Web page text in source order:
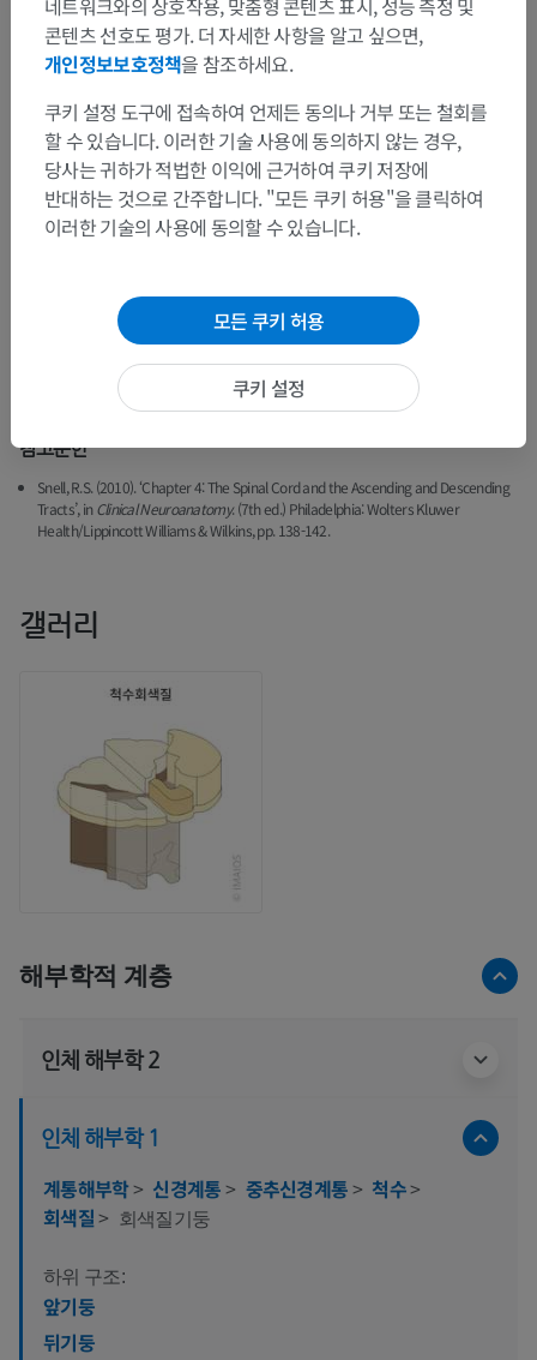
다.
엉치부위: 절전부교감신경섬유를 발생시키며, 방광 조절 및 장
운동과 같은 "휴식 및 소화" 기능에 관여합니다.
회색맞교차와 중심관:
척수 회색질의 오른쪽과 왼쪽 절반은 가로 방향으로 이어지는회색
맞교차에 의해 연결됩니다. 회색맞교차의 중심에 위치한 중심관은
참고문헌
Snell, R.S. (2010). ‘Chapter 4: The Spinal Cord and the Ascending and Descending
Tracts’, inClinical Neuroanatomy. (7th ed.) Philadelphia: Wolters Kluwer
Health/Lippincott Williams & Wilkins, pp. 138-142.
갤러리
해부학적 계층
인체 해부학 2
인체 해부학 1
계통해부학> 신경계통> 중추신경계통> 척수>
회색질> 회색질기둥
하위 구조:
앞기둥
뒤기둥
네트워크와의 상호작용, 맞춤형 콘텐츠 표시, 성능 측정 및
콘텐츠 선호도 평가. 더 자세한 사항을 알고 싶으면,
개인정보보호정책을 참조하세요.
쿠키 설정 도구에 접속하여 언제든 동의나 거부 또는 철회를
할 수 있습니다. 이러한 기술 사용에 동의하지 않는 경우,
당사는 귀하가 적법한 이익에 근거하여 쿠키 저장에
반대하는 것으로 간주합니다. "모든 쿠키 허용"을 클릭하여
이러한 기술의 사용에 동의할 수 있습니다.
모든 쿠키 허용
쿠키 설정